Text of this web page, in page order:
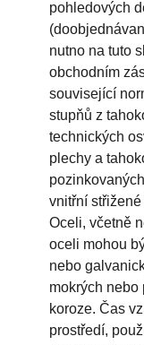
pohledových
nutno na tuto
obchodním
související
stupňů z
technických
plechy a
vnitřní
Oceli, včetně
oceli mohou
nebo
mokrých nebo
koroze. Čas
prostředí,